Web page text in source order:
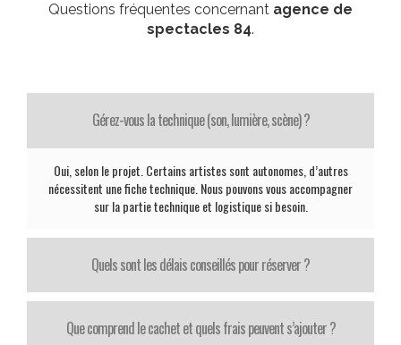
Questions fréquentes concernant agence de
spectacles 84.
Gérez-vous la technique (son, lumière, scène) ?
Oui, selon le projet. Certains artistes sont autonomes, d’autres
nécessitent une fiche technique. Nous pouvons vous accompagner
sur la partie technique et logistique si besoin.
Quels sont les délais conseillés pour réserver ?
Que comprend le cachet et quels frais peuvent s’ajouter ?